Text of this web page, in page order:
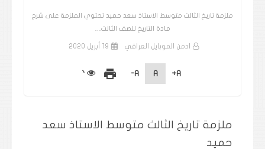
ملزمة تاريخ الثالث متوسط الاستاذ سعد حميد تحتوي الملزمة على شرح
مادة التاريخ للصف الثالث…
ادمن الموبايل العراقي 19 أبريل 2020
A+
A
A-
print
ملزمة تاريخ الثالث متوسط الاستاذ سعد
حميد